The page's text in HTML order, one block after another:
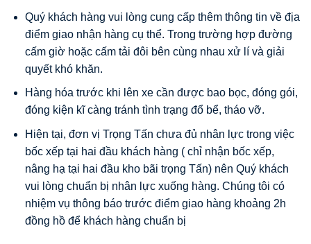
Quý khách hàng vui lòng cung cấp thêm thông tin về địa
điểm giao nhận hàng cụ thể. Trong trường hợp đường
cấm giờ hoặc cấm tải đôi bên cùng nhau xử lí và giải
quyết khó khăn.
Hàng hóa trước khi lên xe cần được bao bọc, đóng gói,
đóng kiện kĩ càng tránh tình trạng đổ bể, tháo vỡ.
Hiện tại, đơn vị Trọng Tấn chưa đủ nhân lực trong việc
bốc xếp tại hai đầu khách hàng ( chỉ nhận bốc xếp,
nâng hạ tại hai đầu kho bãi trọng Tấn) nên Quý khách
vui lòng chuẩn bị nhân lực xuống hàng. Chúng tôi có
nhiệm vụ thông báo trước điểm giao hàng khoảng 2h
đồng hồ để khách hàng chuẩn bị